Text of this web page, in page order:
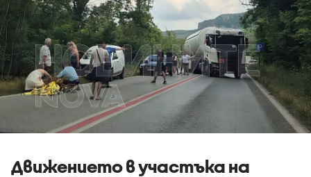
Движението в участъка на